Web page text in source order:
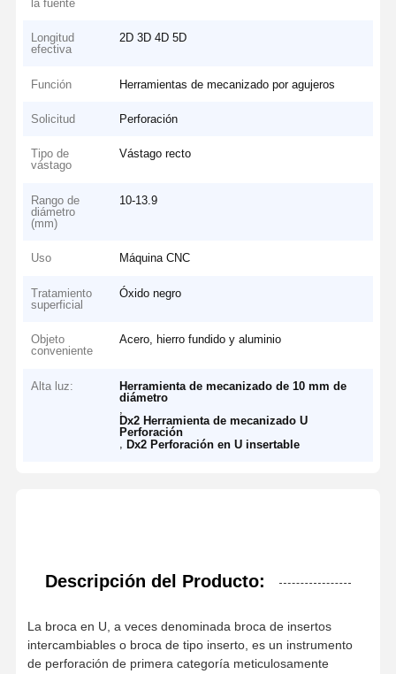
la fuente
Longitud
efectiva
2D 3D 4D 5D
Función Herramientas de mecanizado por agujeros
Solicitud Perforación
Tipo de
vástago
Vástago recto
Rango de
diámetro
(mm)
10-13.9
Uso Máquina CNC
Tratamiento
superficial
Óxido negro
Objeto
conveniente
Acero, hierro fundido y aluminio
Alta luz:
Herramienta de mecanizado de 10 mm de
diámetro
Dx2 Herramienta de mecanizado U
Perforación
,Dx2 Perforación en U insertable
Descripción del Producto:
La broca en U, a veces denominada broca de insertos
intercambiables o broca de tipo inserto, es un instrumento
de perforación de primera categoría meticulosamente